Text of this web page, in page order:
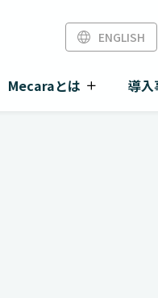
ENGLISH
Mecaraとは 導入